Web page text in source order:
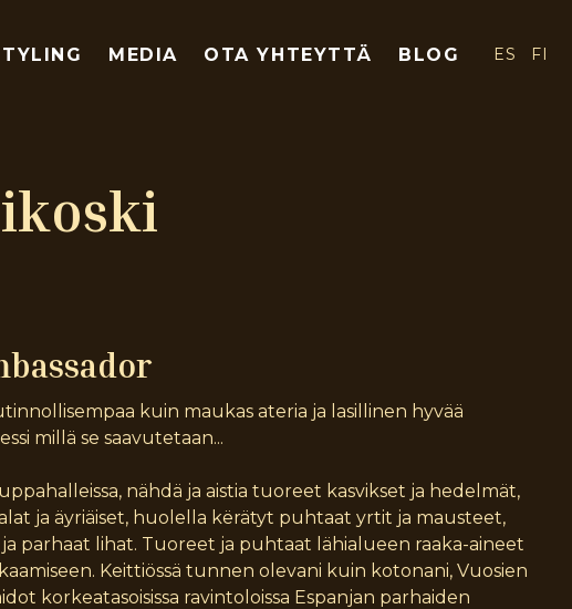
ES FI
MEDIA OTA YHTEYTTÄ BLOG
kuin maukas ateria ja lasillinen hyvää
millä se saavutetaan...
nähdä ja aistia tuoreet kasvikset ja hedelmät,
ja äyriäiset, huolella kërätyt puhtaat yrtit ja mausteet,
parhaat lihat. Tuoreet ja puhtaat lähialueen raaka-aineet
Keittiössä tunnen olevani kuin kotonani, Vuosien
korkeatasoisissa ravintoloissa Espanjan parhaiden